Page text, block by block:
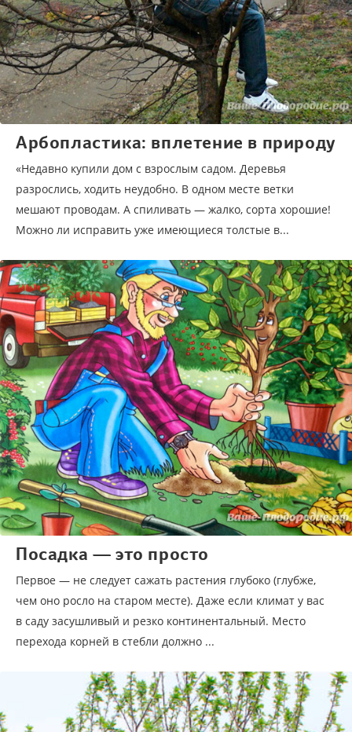
Арбопластика: вплетение в природу
«Недавно купили дом с взрослым садом. Деревья
разрослись, ходить неудобно. В одном месте ветки
мешают проводам. А спиливать — жалко, сорта хорошие!
Можно ли исправить уже имеющиеся толстые в...
Посадка — это просто
Первое — не следует сажать растения глубоко (глубже,
чем оно росло на старом месте). Даже если климат у вас
в саду засушливый и резко континентальный. Место
перехода корней в стебли должно ...